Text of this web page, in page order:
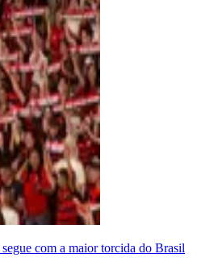
com a maior torcida do Brasil